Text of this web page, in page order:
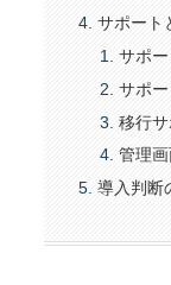
サポート
サポ
サポ
移行サ
管理
導入判断